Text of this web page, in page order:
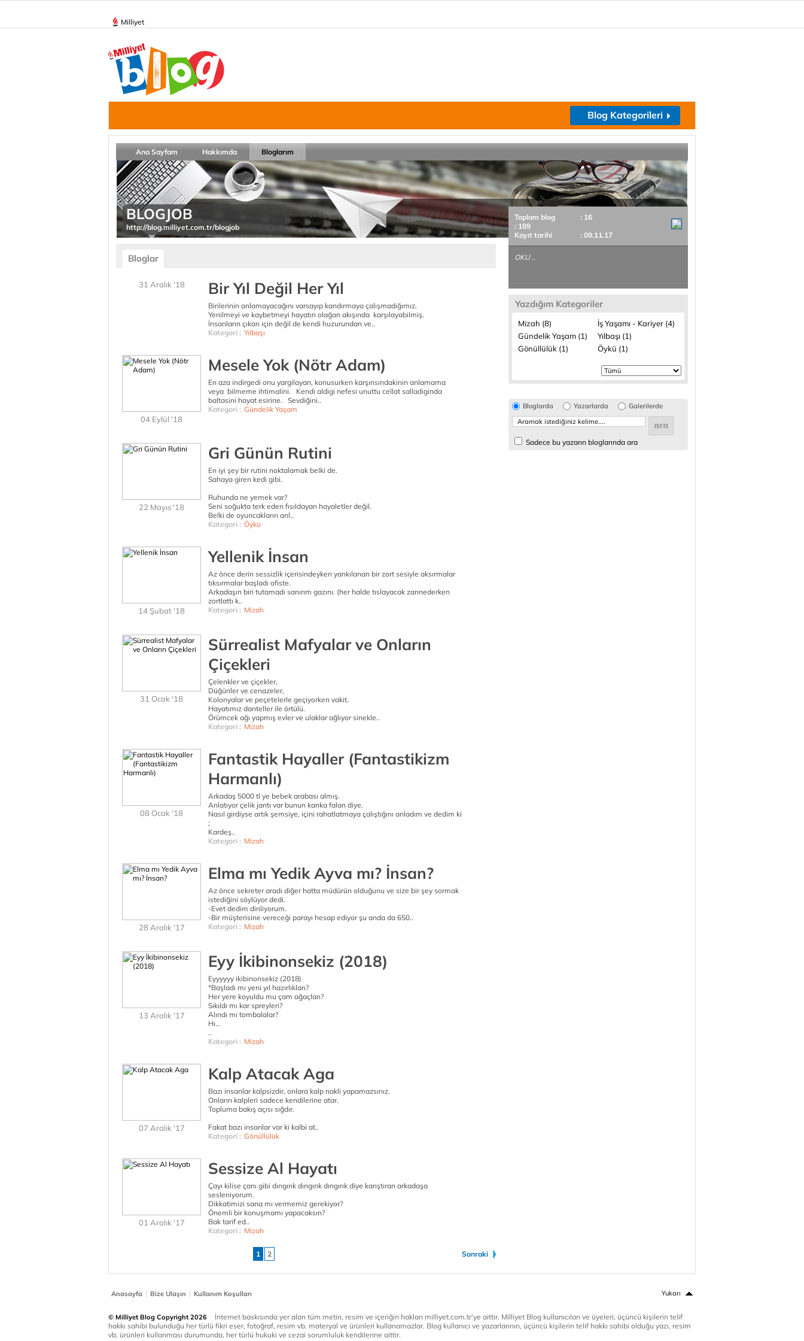
Milliyet
Blog Kategorileri
Ana Sayfam Hakkımda Bloglarım
BLOGJOB
http://blog.milliyet.com.tr/blogjob
Bloglar
31 Aralık '18 Bir Yıl Değil Her Yıl
Birilerinin anlamayacağını varsayıp kandırmaya çalışmadığımız.
Yenilmeyi ve kaybetmeyi hayatın olağan akışında karşılayabilmiş.
İnsanların çıkarı için değil de kendi huzurundan ve..
Kategori : Yılbaşı
04 Eylül '18
Mesele Yok (Nötr Adam)
En aza indirgedi onu yargilayan, konusurken karşınsındakinin anlamama
veya bilmeme ihtimalini. Kendi aldigi nefesi unuttu cellat salladiginda
baltasini hayat esirine. Sevdiğini..
Kategori : Gündelik Yaşam
22 Mayıs '18
Gri Günün Rutini
En iyi şey bir rutini noktalamak belki de.
Sahaya giren kedi gibi.
Ruhunda ne yemek var?
Seni soğukta terk eden fısıldayan hayaletler değil.
Belki de oyuncakların anl..
Kategori : Öykü
14 Şubat '18
Yellenik İnsan
Az önce derin sessizlik içerisindeyken yankılanan bir zort sesiyle aksırmalar
tıksırmalar başladı ofiste.
Arkadaşın biri tutamadı sanırım gazını. (her halde tıslayacak zannederken
zortlattı k..
Kategori : Mizah
31 Ocak '18
Sürrealist Mafyalar ve Onların
Çiçekleri
Çelenkler ve çiçekler,
Düğünler ve cenazeler,
Kolonyalar ve peçetelerle geçiyorken vakit.
Hayatımız danteller ile örtülü.
Örümcek ağı yapmış evler ve ulaklar ağlıyor sinekle..
Kategori : Mizah
08 Ocak '18
Fantastik Hayaller (Fantastikizm
Harmanlı)
Arkadaş 5000 tl ye bebek arabası almış.
Anlatıyor çelik jantı var bunun kanka falan diye.
Nasıl girdiyse artık şemsiye, içini rahatlatmaya çalıştığını anladım ve dedim ki
;
Kardeş..
Kategori : Mizah
28 Aralık '17
Elma mı Yedik Ayva mı? İnsan?
Az önce sekreter aradı diğer hatta müdürün olduğunu ve size bir şey sormak
istediğini söylüyor dedi.
-Evet dedim dinliyorum.
-Bir müşterisine vereceği parayı hesap ediyor şu anda da 650..
Kategori : Mizah
13 Aralık '17
Eyy İkibinonsekiz (2018)
Eyyyyyy ikibinonsekiz (2018)
*Başladı mı yeni yıl hazırlıkları?
Her yere koyuldu mu çam ağaçları?
Sıkıldı mı kar spreyleri?
Alındı mı tombalalar?
Hı…
..
Kategori : Mizah
07 Aralık '17
Kalp Atacak Aga
Bazı insanlar kalpsizdir, onlara kalp nakli yapamazsınız.
Onların kalpleri sadece kendilerine atar.
Topluma bakış açısı sığdır.
Fakat bazı insanlar var ki kalbi at..
Kategori : Gönüllülük
01 Aralık '17
Sessize Al Hayatı
Çayı kilise çanı gibi dıngırık dıngırık dıngırık diye karıştıran arkadaşa
sesleniyorum.
Dikkatimizi sana mı vermemiz gerekiyor?
Önemli bir konuşmamı yapacaksın?
Bak tarif ed..
Kategori : Mizah
Sonraki
1 2
Toplam blog
: 16
: 189
Kayıt tarihi
: 09.11.17
OKU ..
Yazdığım Kategoriler
Mizah (8)
İş Yaşamı - Kariyer (4)
Gündelik Yaşam (1)
Yılbaşı (1)
Gönüllülük (1)
Öykü (1)
Bloglarda Yazarlarda Galerilerde
Sadece bu yazarın bloglarında ara
Anasayfa | Bize Ulaşın | Kullanım Koşulları Yukarı
© Milliyet Blog Copyright 2026
İnternet baskısında yer alan tüm metin, resim ve içeriğin hakları milliyet.com.tr'ye aittir. Milliyet Blog kullanıcıları ve üyeleri, üçüncü kişilerin telif
hakkı sahibi bulunduğu her türlü fikri eser, fotoğraf, resim vb. materyal ve ürünleri kullanamazlar. Blog kullanıcı ve yazarlarının, üçüncü kişilerin telif hakkı sahibi olduğu yazı, resim
vb. ürünleri kullanması durumunda, her türlü hukuki ve cezai sorumluluk kendilerine aittir.